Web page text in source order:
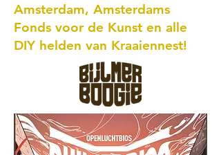
Amsterdam, Amsterdams
Fonds voor de Kunst en alle
DIY helden van Kraaiennest!